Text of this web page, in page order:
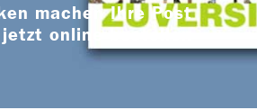
machen Ihre Post
jetzt online bestellen